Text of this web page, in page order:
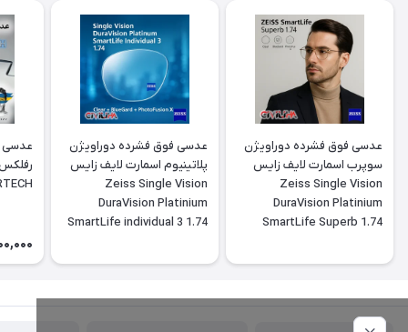
عدسی فوق فشرده دوراویژن
سوپرب اسمارت لایف زایس
Zeiss Single Vision
DuraVision Platinium
SmartLife Superb 1.74
عدسی فوق فشرده دوراویژن
پلاتینیوم اسمارت لایف زایس
Zeiss Single Vision
DuraVision Platinium
SmartLife individual 3 1.74
عدسی